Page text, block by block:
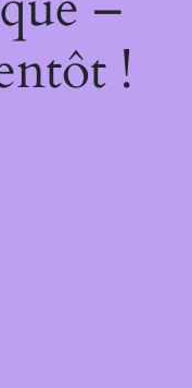
!